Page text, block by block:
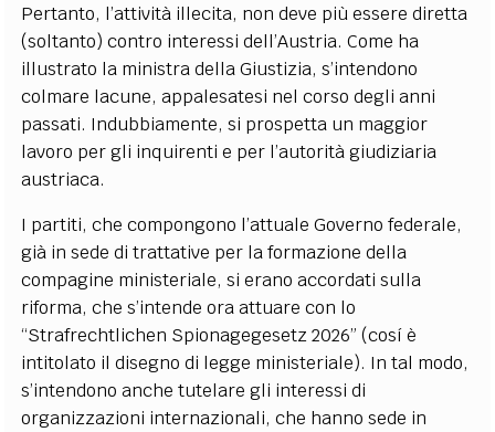
Pertanto, l’attività illecita, non deve più essere diretta
(soltanto) contro interessi dell’Austria. Come ha
illustrato la ministra della Giustizia, s’intendono
colmare lacune, appalesatesi nel corso degli anni
passati. Indubbiamente, si prospetta un maggior
lavoro per gli inquirenti e per l’autorità giudiziaria
austriaca.
I partiti, che compongono l’attuale Governo federale,
già in sede di trattative per la formazione della
compagine ministeriale, si erano accordati sulla
riforma, che s’intende ora attuare con lo
“Strafrechtlichen Spionagegesetz 2026” (cosí è
intitolato il disegno di legge ministeriale). In tal modo,
s’intendono anche tutelare gli interessi di
organizzazioni internazionali, che hanno sede in